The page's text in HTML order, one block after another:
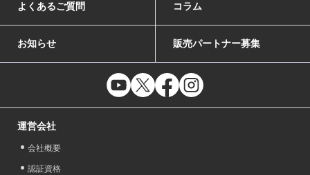
よくあるご質問 コラム
お知らせ 販売パートナー募集
運営会社
会社概要
認証資格